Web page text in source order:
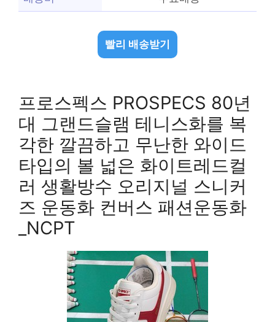
빨리 배송받기
프로스펙스 PROSPECS 80년
대 그랜드슬램 테니스화를 복
각한 깔끔하고 무난한 와이드
타입의 볼 넓은 화이트레드컬
러 생활방수 오리지널 스니커
즈 운동화 컨버스 패션운동화
_NCPT